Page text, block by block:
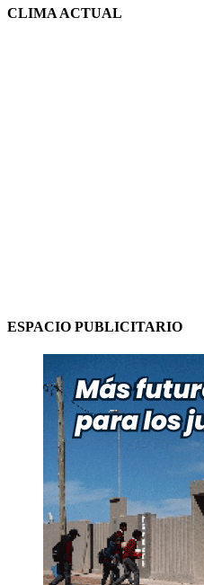
CLIMA ACTUAL
ESPACIO PUBLICITARIO